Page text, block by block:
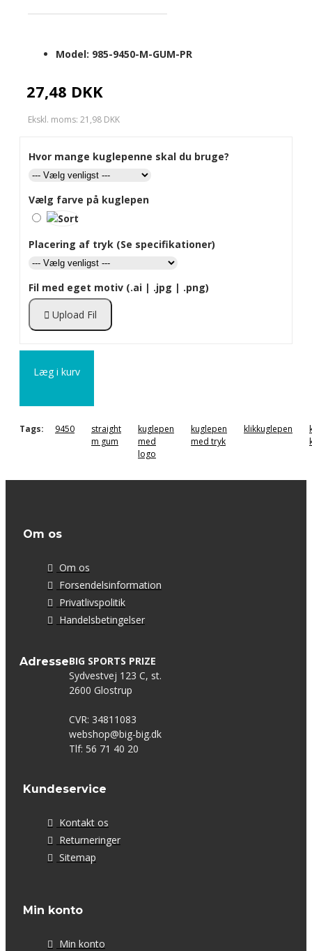
27,48 DKK
Ekskl. moms: 21,98 DKK
Model: 985-9450-M-GUM-PR
Hvor mange kuglepenne skal du bruge?
Vælg farve på kuglepen
Placering af tryk (Se specifikationer)
Fil med eget motiv (.ai | .jpg | .png)
Upload Fil
Læg i kurv
Tags: 9450
straight
m gum
kuglepen
med
logo
kuglepen
med tryk
klikkuglepen
Om os
Om os
Forsendelsinformation
Privatlivspolitik
Handelsbetingelser
AdresseBIG SPORTS PRIZE
Sydvestvej 123 C, st.
2600 Glostrup
CVR: 34811083
webshop@big-big.dk
Tlf: 56 71 40 20
Kundeservice
Kontakt os
Returneringer
Sitemap
Min konto
Min konto